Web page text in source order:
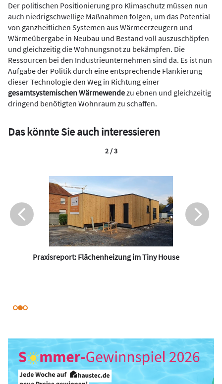
Der politischen Positionierung pro Klimaschutz müssen nun
auch niedrigschwellige Maßnahmen folgen, um das Potential
von ganzheitlichen Systemen aus Wärmeerzeugern und
Wärmeübergabe in Neubau und Bestand voll auszuschöpfen
und gleichzeitig die Wohnungsnot zu bekämpfen. Die
Ressourcen bei den Industrieunternehmen sind da. Es ist nun
Aufgabe der Politik durch eine entsprechende Flankierung
dieser Technologie den Weg in Richtung einer
gesamtsystemischen Wärmewendezu ebnen und gleichzeitig
dringend benötigten Wohnraum zu schaffen.
Das könnte Sie auch interessieren
Praxisreport: Flächenheizung im Tiny House
2 / 3